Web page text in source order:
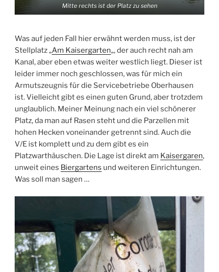
Mitte rechts ist der Platz zu sehen
Was auf jeden Fall hier erwähnt werden muss, ist der
Stellplatz „Am Kaisergarten„, der auch recht nah am
Kanal, aber eben etwas weiter westlich liegt. Dieser ist
leider immer noch geschlossen, was für mich ein
Armutszeugnis für die Servicebetriebe Oberhausen
ist. Vielleicht gibt es einen guten Grund, aber trotzdem
unglaublich. Meiner Meinung nach ein viel schönerer
Platz, da man auf Rasen steht und die Parzellen mit
hohen Hecken voneinander getrennt sind. Auch die
V/E ist komplett und zu dem gibt es ein
Platzwarthäuschen. Die Lage ist direkt am Kaisergaren,
unweit eines Biergartens und weiteren Einrichtungen.
Was soll man sagen …